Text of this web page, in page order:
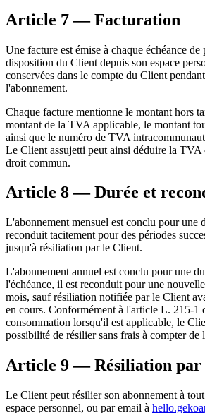
Article 7 — Facturation
Une facture est émise à chaque échéance de
disposition du Client depuis son espace
conservées dans le compte du Client
l'abonnement.
Chaque facture mentionne le montant hors
montant de la TVA applicable, le montant
ainsi que le numéro de TVA
Le Client assujetti peut ainsi déduire la TVA
droit commun.
Article 8 — Durée et
L'abonnement mensuel est conclu pour une
reconduit tacitement pour des périodes
jusqu'à résiliation par le Client.
L'abonnement annuel est conclu pour une
l'échéance, il est reconduit pour une
mois, sauf résiliation notifiée par le Client
en cours. Conformément à l'article L. 215-1
consommation lorsqu'il est applicable, le
possibilité de résilier sans frais à compter de
Article 9 — Résiliation par
Le Client peut résilier son abonnement à
espace personnel, ou par email à